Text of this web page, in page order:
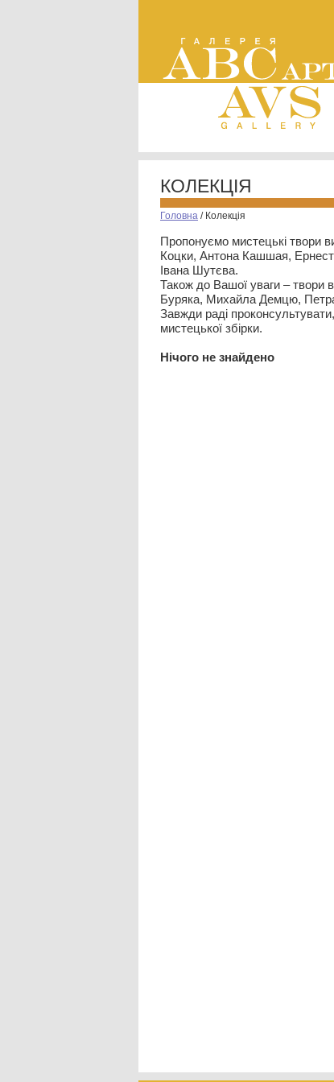
КОЛЕКЦІЯ
Головна / Колекція
Пропонуємо мистецькі твори
Коцки, Антона Кашшая,
Івана Шутєва.
Також до Вашої уваги – твори
Буряка, Михайла Демцю,
Завжди раді
мистецької збірки.
Нiчого не знайдено